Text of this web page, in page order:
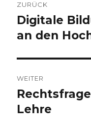
Navigation
ZURÜCK
Vorheriger
Beitrag:
Digitale
an den
WEITER
Nächster
Beitrag:
Lehre